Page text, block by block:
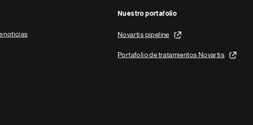
noticias
Nuestro portafolio
Novartis pipeline
Portafolio de tratamientos Novartis